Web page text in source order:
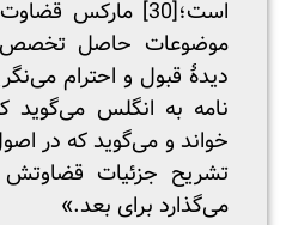
است؛[30]
مارکس قضاوت
موضوعات حاصل
دیدۀ قبول و احترام
نامه به انگلس می‌گوید
خواند و می‌گوید که در
تشریح جزئیات قضاوتش
می‌گذارد برای بعد.»